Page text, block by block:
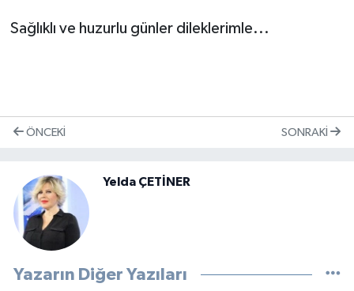
Sağlıklı ve huzurlu günler dileklerimle...
ÖNCEKI SONRAKI
Yelda ÇETİNER
Yazarın Diğer Yazıları